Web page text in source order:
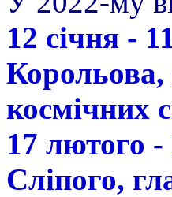
12 січня -
Корольова,
космічних
17 лютого
Сліпого,